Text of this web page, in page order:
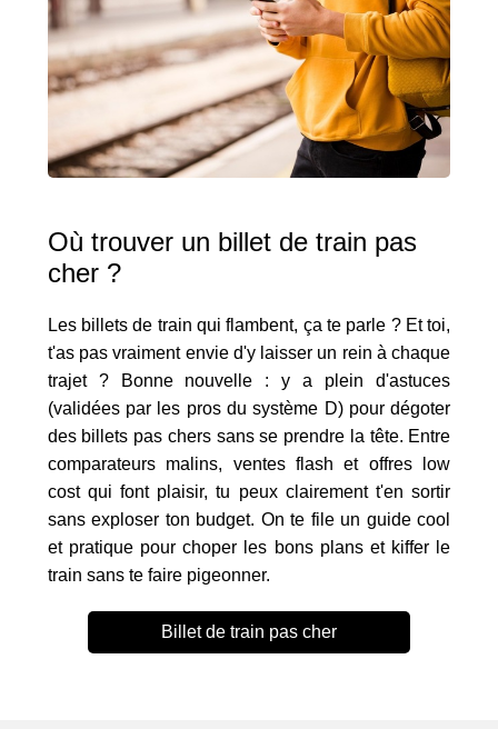
Où trouver un billet de train pas
cher ?
Les billets de train qui flambent, ça te parle ? Et toi,
t'as pas vraiment envie d'y laisser un rein à chaque
trajet ? Bonne nouvelle : y a plein d'astuces
(validées par les pros du système D) pour dégoter
des billets pas chers sans se prendre la tête. Entre
comparateurs malins, ventes flash et offres low
cost qui font plaisir, tu peux clairement t'en sortir
sans exploser ton budget. On te file un guide cool
et pratique pour choper les bons plans et kiffer le
train sans te faire pigeonner.
Billet de train pas cher